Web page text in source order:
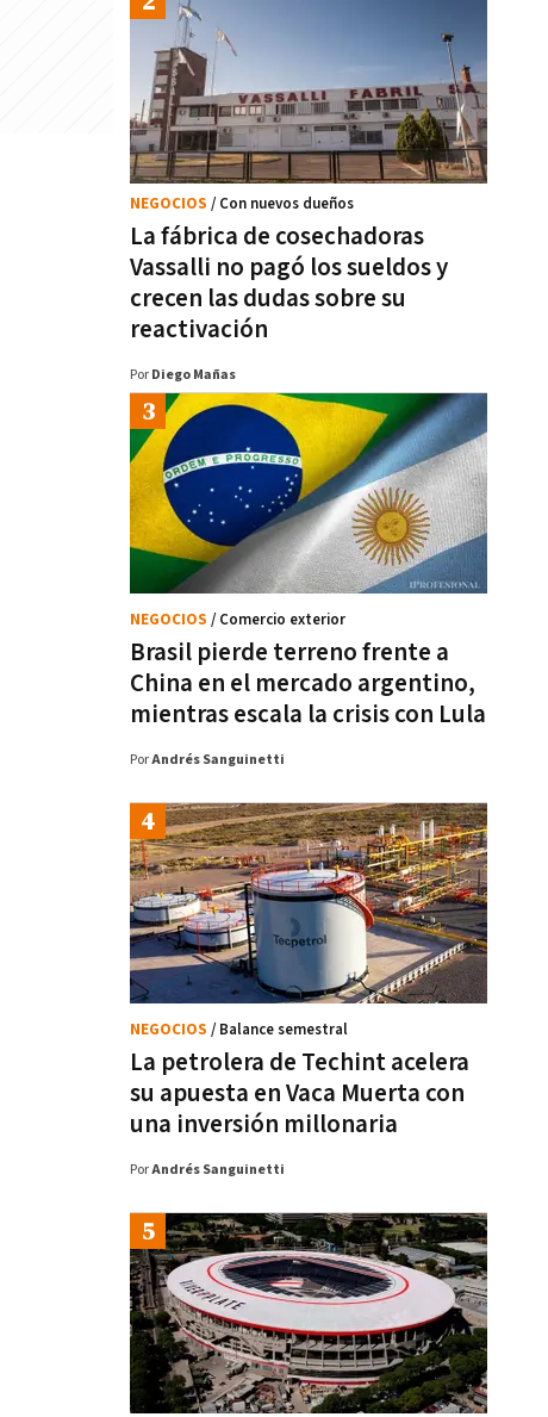
La fábrica de cosechadoras
Vassalli no pagó los sueldos y
crecen las dudas sobre su
reactivación
NEGOCIOS / Con nuevos dueños
Por Diego Mañas
Brasil pierde terreno frente a
China en el mercado argentino,
mientras escala la crisis con Lula
NEGOCIOS / Comercio exterior
PorAndrés Sanguinetti
La petrolera de Techint acelera
su apuesta en Vaca Muerta con
una inversión millonaria
NEGOCIOS / Balance semestral
PorAndrés Sanguinetti